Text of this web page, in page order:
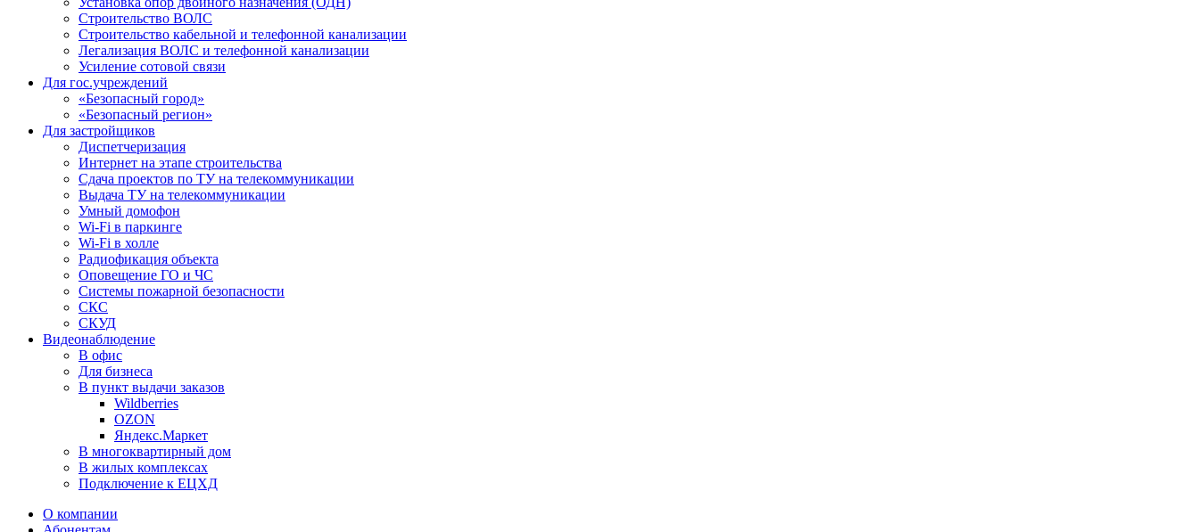
Строительство ВОЛС
Строительство кабельной и телефонной канализации
Легализация ВОЛС и телефонной канализации
Усиление сотовой связи
Для гос.учреждений
«Безопасный город»
«Безопасный регион»
Для застройщиков
Диспетчеризация
Интернет на этапе строительства
Сдача проектов по ТУ на телекоммуникации
Выдача ТУ на телекоммуникации
Умный домофон
Wi-Fi в паркинге
Wi-Fi в холле
Радиофикация объекта
Оповещение ГО и ЧС
Системы пожарной безопасности
СКС
СКУД
Видеонаблюдение
В офис
Для бизнеса
В пункт выдачи заказов
Wildberries
OZON
Яндекс.Маркет
В многоквартирный дом
В жилых комплексах
Подключение к ЕЦХД
О компании